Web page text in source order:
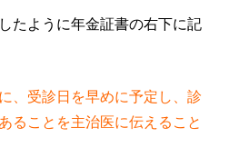
たように年金証書の右下に記
、受診日を早めに予定し、診
ることを主治医に伝えること